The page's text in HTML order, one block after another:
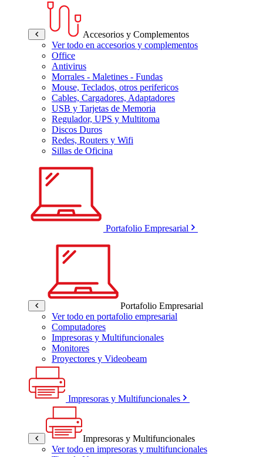
Accesorios y Complementos
Ver todo en accesorios y complementos
Office
Antivirus
Morrales - Maletines - Fundas
Mouse, Teclados, otros perifericos
Cables, Cargadores, Adaptadores
USB y Tarjetas de Memoria
Regulador, UPS y Multitoma
Discos Duros
Redes, Routers y Wifi
Sillas de Oficina
Portafolio Empresarial
Portafolio Empresarial
Ver todo en portafolio empresarial
Computadores
Impresoras y Multifuncionales
Monitores
Proyectores y Videobeam
Impresoras y Multifuncionales
Impresoras y Multifuncionales
Ver todo en impresoras y multifuncionales